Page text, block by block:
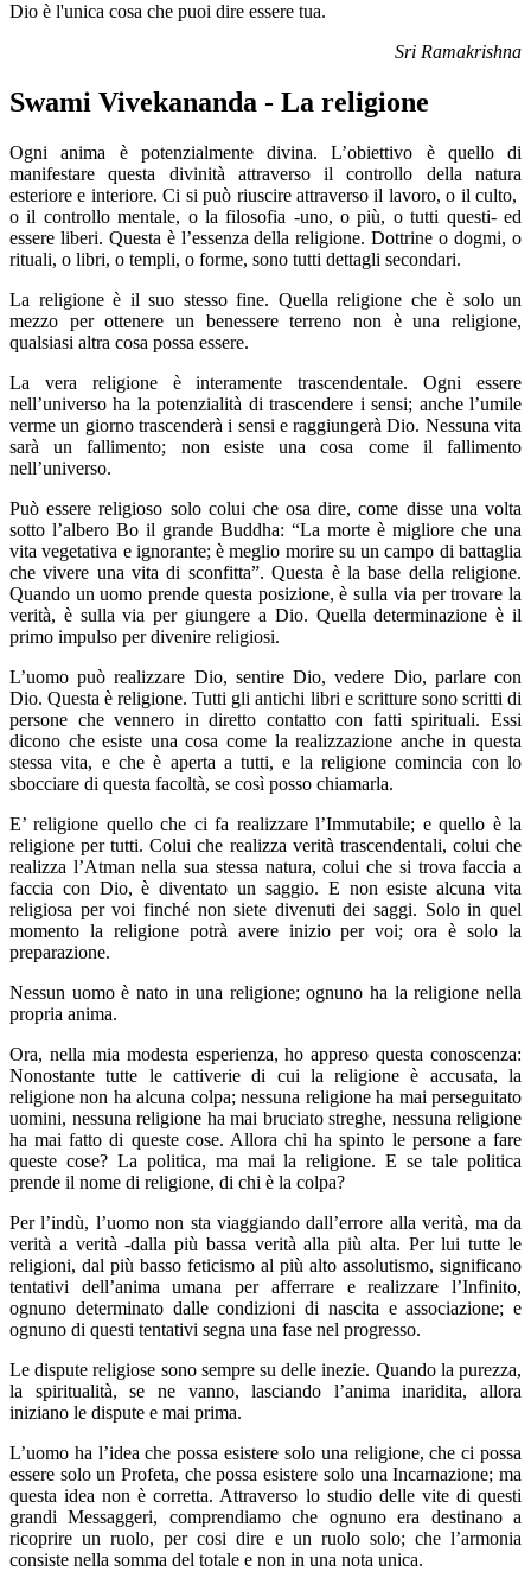
Dio è l'unica cosa che puoi dire essere tua.
Sri Ramakrishna
Swami Vivekananda - La religione
Ogni anima è potenzialmente divina. L’obiettivo è quello di
manifestare questa divinità attraverso il controllo della natura
esteriore e interiore. Ci si può riuscire attraverso il lavoro, o il culto,
o il controllo mentale, o la filosofia -uno, o più, o tutti questi- ed
essere liberi. Questa è l’essenza della religione. Dottrine o dogmi, o
rituali, o libri, o templi, o forme, sono tutti dettagli secondari.
La religione è il suo stesso fine. Quella religione che è solo un
mezzo per ottenere un benessere terreno non è una religione,
qualsiasi altra cosa possa essere.
La vera religione è interamente trascendentale. Ogni essere
nell’universo ha la potenzialità di trascendere i sensi; anche l’umile
verme un giorno trascenderà i sensi e raggiungerà Dio. Nessuna vita
sarà un fallimento; non esiste una cosa come il fallimento
nell’universo.
Può essere religioso solo colui che osa dire, come disse una volta
sotto l’albero Bo il grande Buddha: “La morte è migliore che una
vita vegetativa e ignorante; è meglio morire su un campo di battaglia
che vivere una vita di sconfitta”. Questa è la base della religione.
Quando un uomo prende questa posizione, è sulla via per trovare la
verità, è sulla via per giungere a Dio. Quella determinazione è il
primo impulso per divenire religiosi.
L’uomo può realizzare Dio, sentire Dio, vedere Dio, parlare con
Dio. Questa è religione. Tutti gli antichi libri e scritture sono scritti di
persone che vennero in diretto contatto con fatti spirituali. Essi
dicono che esiste una cosa come la realizzazione anche in questa
stessa vita, e che è aperta a tutti, e la religione comincia con lo
sbocciare di questa facoltà, se così posso chiamarla.
E’ religione quello che ci fa realizzare l’Immutabile; e quello è la
religione per tutti. Colui che realizza verità trascendentali, colui che
realizza l’Atman nella sua stessa natura, colui che si trova faccia a
faccia con Dio, è diventato un saggio. E non esiste alcuna vita
religiosa per voi finché non siete divenuti dei saggi. Solo in quel
momento la religione potrà avere inizio per voi; ora è solo la
preparazione.
Nessun uomo è nato in una religione; ognuno ha la religione nella
propria anima.
Ora, nella mia modesta esperienza, ho appreso questa conoscenza:
Nonostante tutte le cattiverie di cui la religione è accusata, la
religione non ha alcuna colpa; nessuna religione ha mai perseguitato
uomini, nessuna religione ha mai bruciato streghe, nessuna religione
ha mai fatto di queste cose. Allora chi ha spinto le persone a fare
queste cose? La politica, ma mai la religione. E se tale politica
prende il nome di religione, di chi è la colpa?
Per l’indù, l’uomo non sta viaggiando dall’errore alla verità, ma da
verità a verità -dalla più bassa verità alla più alta. Per lui tutte le
religioni, dal più basso feticismo al più alto assolutismo, significano
tentativi dell’anima umana per afferrare e realizzare l’Infinito,
ognuno determinato dalle condizioni di nascita e associazione; e
ognuno di questi tentativi segna una fase nel progresso.
Le dispute religiose sono sempre su delle inezie. Quando la purezza,
la spiritualità, se ne vanno, lasciando l’anima inaridita, allora
iniziano le dispute e mai prima.
L’uomo ha l’idea che possa esistere solo una religione, che ci possa
essere solo un Profeta, che possa esistere solo una Incarnazione; ma
questa idea non è corretta. Attraverso lo studio delle vite di questi
grandi Messaggeri, comprendiamo che ognuno era destinano a
ricoprire un ruolo, per cosi dire e un ruolo solo; che l’armonia
consiste nella somma del totale e non in una nota unica.